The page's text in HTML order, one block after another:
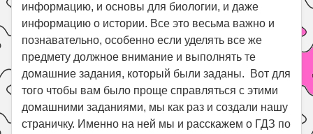
информацию, и основы для биологии, и даже
информацию о истории. Все это весьма важно и
познавательно, особенно если уделять все же
предмету должное внимание и выполнять те
домашние задания, который были заданы. Вот для
того чтобы вам было проще справляться с этими
домашними заданиями, мы как раз и создали нашу
страничку. Именно на ней мы и расскажем о ГДЗ по